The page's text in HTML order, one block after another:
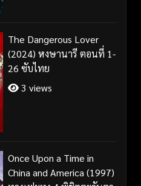
The Dangerous Lover
(2024) หงษานารี ตอนที่ 1-
26 ซับไทย
3 views
Once Upon a Time in
China and America (1997)